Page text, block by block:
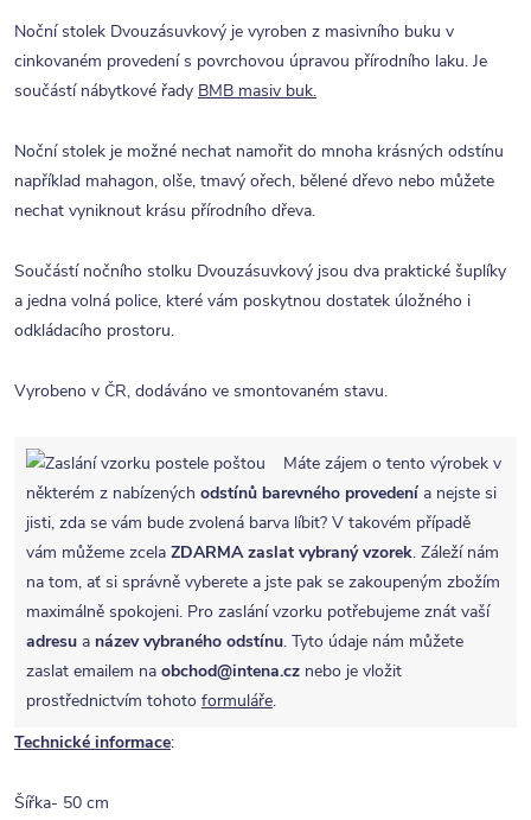
Noční stolek Dvouzásuvkový je vyroben z masivního buku v
cinkovaném provedení s povrchovou úpravou přírodního laku. Je
součástí nábytkové řady BMB masiv buk.
Noční stolek je možné nechat namořit do mnoha krásných odstínu
například mahagon, olše, tmavý ořech, bělené dřevo nebo můžete
nechat vyniknout krásu přírodního dřeva.
Součástí nočního stolku Dvouzásuvkový jsou dva praktické šuplíky
a jedna volná police, které vám poskytnou dostatek úložného i
odkládacího prostoru.
Vyrobeno v ČR, dodáváno ve smontovaném stavu.
Máte zájem o tento výrobek v
některém z nabízených odstínů barevného provedení a nejste si
jisti, zda se vám bude zvolená barva líbit? V takovém případě
vám můžeme zcela ZDARMA zaslat vybraný vzorek. Záleží nám
na tom, ať si správně vyberete a jste pak se zakoupeným zbožím
maximálně spokojeni. Pro zaslání vzorku potřebujeme znát vaší
adresu a název vybraného odstínu. Tyto údaje nám můžete
zaslat emailem na obchod@intena.cz nebo je vložit
prostřednictvím tohoto formuláře.
Technické informace:
Šířka- 50 cm